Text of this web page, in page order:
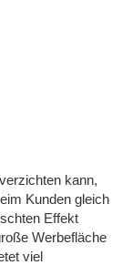
kann,
Kunden gleich
Effekt
Werbefläche
viel